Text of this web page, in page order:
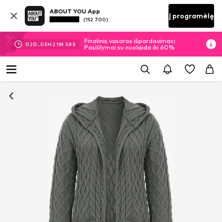
ABOUT YOU App
(152 700) Į programėlę
02D. 05H 21M 58 S
Finalinis vasaros išpardavimas:
Pasiūlymai su nuolaida iki 60%